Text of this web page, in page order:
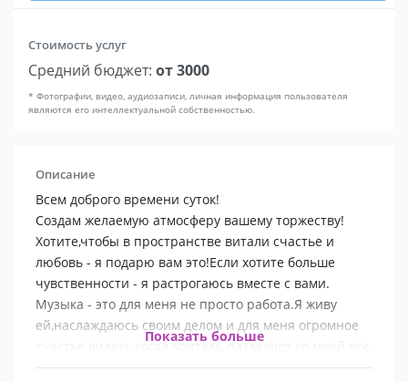
Стоимость услуг
Средний бюджет: от 3000
* Фотографии, видео, аудиозаписи, личная информация пользователя
являются его интеллектуальной собственностью.
Описание
Всем доброго времени суток!
Создам желаемую атмосферу вашему торжеству!
Хотите,чтобы в пространстве витали счастье и
любовь - я подарю вам это!Если хотите больше
чувственности - я растрогаюсь вместе с вами.
Музыка - это для меня не просто работа.Я живу
ей,наслаждаюсь своим делом и для меня огромное
счастье видеть,когда зритель разделяет со мной все
эмоции,все переживания,которые я несу с песней.
Показать больше